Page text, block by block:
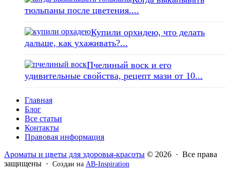
тюльпаны после цветения....
Купили орхидею, что делать
дальше, как ухаживать?...
Пчелиный воск и его
удивительные свойства, рецепт мази от 10...
Главная
Блог
Все статьи
Контакты
Правовая информация
Ароматы и цветы для здоровья-красоты © 2026 · Все права
защищены · Создан на AB-Inspiration